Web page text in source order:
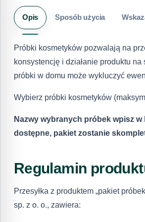
Opis Sposób użycia
Próbki kosmetyków pozwalają na
konsystencję i działanie produktu
próbki w domu może wykluczyć
Wybierz próbki kosmetyków
Nazwy wybranych próbek wpisz
dostępne, pakiet zostanie
Regulamin
Przesyłka z produktem „pakiet
sp. z o. o., zawiera: